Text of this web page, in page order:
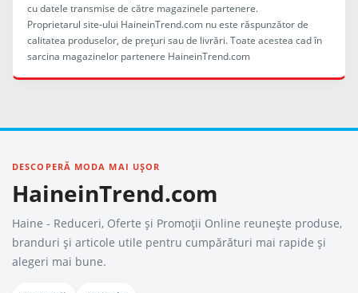
cu datele transmise de către magazinele partenere.
Proprietarul site-ului HaineinTrend.com nu este răspunzător de
calitatea produselor, de preţuri sau de livrări. Toate acestea cad în
sarcina magazinelor partenere HaineinTrend.com
DESCOPERĂ MODA MAI UȘOR
HaineinTrend.com
Haine - Reduceri, Oferte şi Promoţii Online reunește produse,
branduri și articole utile pentru cumpărături mai rapide și
alegeri mai bune.